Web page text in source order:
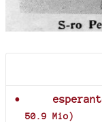
50.9 Mio)